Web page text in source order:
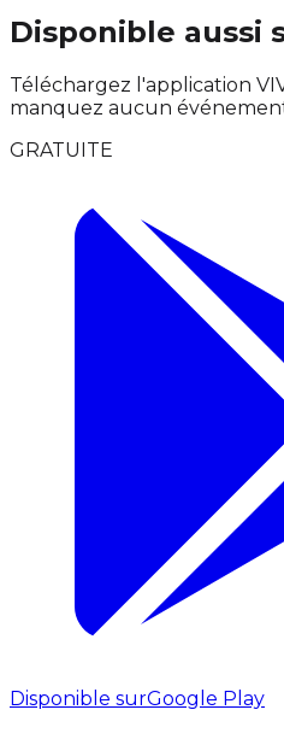
Disponible aussi
Téléchargez l'application
manquez aucun
GRATUITE
Disponible surGoogle Play